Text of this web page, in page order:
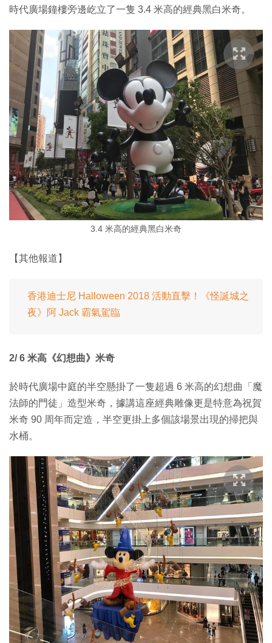
時代廣場鐘樓旁邊屹立了一隻 3.4 米高的經典黑白米奇。
3.4 米高的經典黑白米奇
【其他報道】
香港迪士尼 Halloween 2018 活動直擊！《怪誕城之
夜》阿 Jack 霸氣駕臨
2/ 6 米高《幻想曲》米奇
於時代廣場中庭的半空懸掛了一隻超過 6 米高的幻想曲「魔
法師的門徒」造型米奇，據講這座經典雕像更是特意為祝賀
米奇 90 周年而定造，半空更掛上多個該場景出現的掃把與
水桶。